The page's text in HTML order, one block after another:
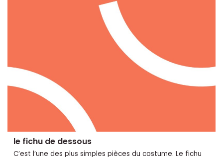
le fichu de dessous
C’est l’une des plus simples pièces du costume. Le fichu